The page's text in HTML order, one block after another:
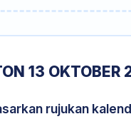
13 OKTOBER
rujukan